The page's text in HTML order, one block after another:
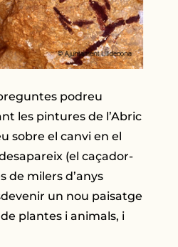
podreu
les pintures de l’Abric
sobre el canvi en el
(el caçador-
de milers d’anys
un nou paisatge
plantes i animals, i